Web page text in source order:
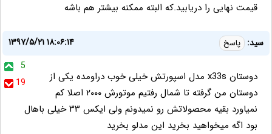
قیمت نهایی را دریابید.که البته ممکنه بیشتر هم باشه
سید: پاسخ
۱۳۹۷/۵/۲۱ ۱۸:۰۶:۱۴
5
19
دوستان x33s مدل اسپورتش خیلی خوب دراومده یکی از
دوستان من گرفته تا شمال رفتیم موتورش ۲۰۰۰ اصلا کم
نمیاورد بقیه محصولاتش رو نمیدونم ولی ایکس ۳۳ خیلی باهال
بود اگه میخواهید بخرید این مدلو بخرید